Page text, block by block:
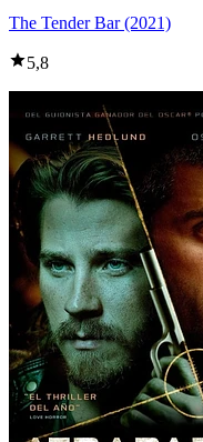
The Tender Bar (2021)
5,8